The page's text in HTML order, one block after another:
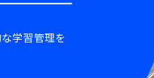
学習管理を